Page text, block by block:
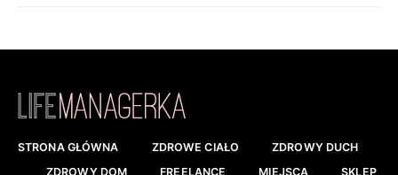
STRONA GŁÓWNA ZDROWE CIAŁO
ZDROWY DUCH
ZDROWY DOM
FREELANCE MIEJSCA SKLEP